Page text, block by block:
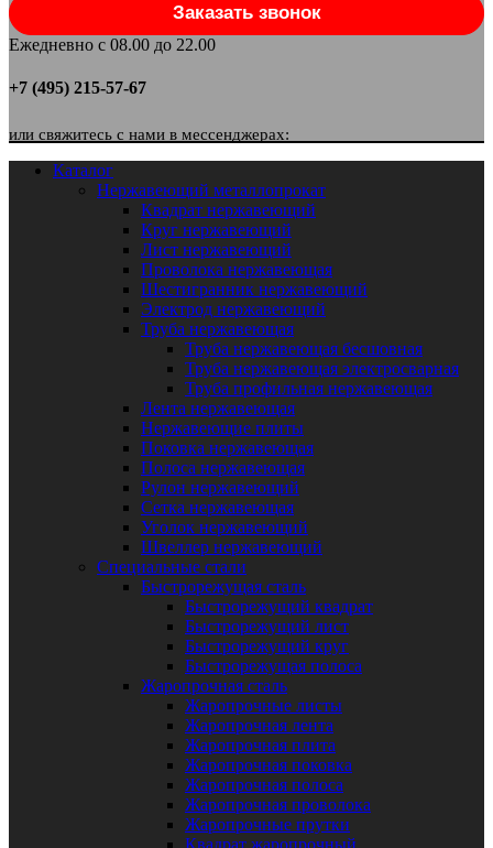
Заказать звонок
Ежедневно с 08.00 до 22.00
+7 (495) 215-57-67
или свяжитесь с нами в мессенджерах:
Каталог
Нержавеющий металлопрокат
Квадрат нержавеющий
Круг нержавеющий
Лист нержавеющий
Проволока нержавеющая
Шестигранник нержавеющий
Электрод нержавеющий
Труба нержавеющая
Труба нержавеющая бесшовная
Труба нержавеющая электросварная
Труба профильная нержавеющая
Лента нержавеющая
Нержавеющие плиты
Поковка нержавеющая
Полоса нержавеющая
Рулон нержавеющий
Сетка нержавеющая
Уголок нержавеющий
Швеллер нержавеющий
Специальные стали
Быстрорежущая сталь
Быстрорежущий квадрат
Быстрорежущий лист
Быстрорежущий круг
Быстрорежущая полоса
Жаропрочная сталь
Жаропрочные листы
Жаропрочная лента
Жаропрочная плита
Жаропрочная поковка
Жаропрочная полоса
Жаропрочная проволока
Жаропрочные прутки